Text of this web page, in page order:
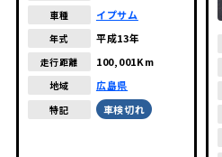
車種 イプサム
年式 平成13年
走行距離 100,001Km
地域 広島県
特記 車検切れ